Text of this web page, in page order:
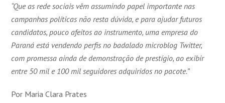
“Que as rede sociais vêm assumindo papel importante nas
campanhas políticas não resta dúvida, e para ajudar futuros
candidatos, pouco afeitos ao instrumento, uma empresa do
Paraná está vendendo perfis no badalado microblog Twitter,
com promessa ainda de demonstração de prestígio, ao exibir
entre 50 mil e 100 mil seguidores adquiridos no pacote.”
Por Maria Clara Prates